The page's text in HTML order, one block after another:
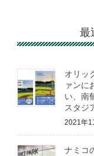
最
オリッ
ァンに
い、南
スタジ
2021年
ナミコ